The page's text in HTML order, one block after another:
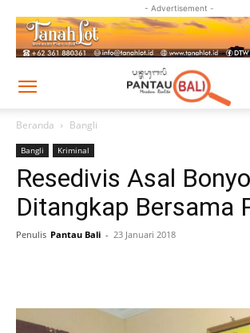
- Advertisement -
Beranda Bangli
Bangli Kriminal
Resedivis Asal
Ditangkap Bersama
Penulis Pantau Bali - 23 Januari 2018